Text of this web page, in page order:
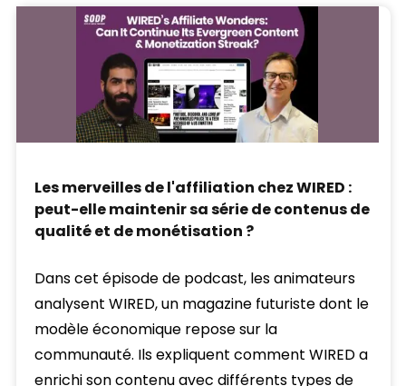
Les merveilles de l'affiliation chez WIRED :
peut-elle maintenir sa série de contenus de
qualité et de monétisation ?
Dans cet épisode de podcast, les animateurs
analysent WIRED, un magazine futuriste dont le
modèle économique repose sur la
communauté. Ils expliquent comment WIRED a
enrichi son contenu avec différents types de